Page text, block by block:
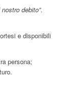
nostro debito”.
e disponibili
persona;